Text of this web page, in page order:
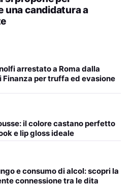
una candidatura a
arrestato a Roma dalla
Finanza per truffa ed evasione
il colore castano perfetto
e lip gloss ideale
e consumo di alcol: scopri la
connessione tra le dita